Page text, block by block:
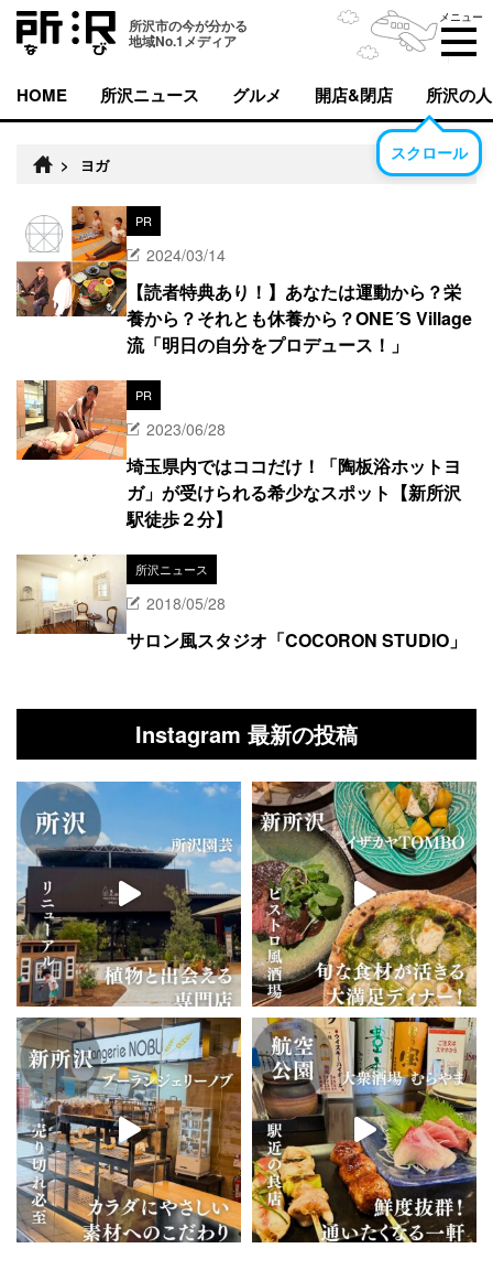
所沢市の今が分かる
地域No.1メディア
メニュー
HOME 所沢ニュース グルメ 開店&閉店 所沢の人
スクロール
> ヨガ
PR
2024/03/14
【読者特典あり！】あなたは運動から？栄
養から？それとも休養から？ONE´S Village
流「明日の自分をプロデュース！」
PR
2023/06/28
埼玉県内ではココだけ！「陶板浴ホットヨ
ガ」が受けられる希少なスポット【新所沢
駅徒歩２分】
所沢ニュース
2018/05/28
サロン風スタジオ「COCORON STUDIO」
Instagram 最新の投稿